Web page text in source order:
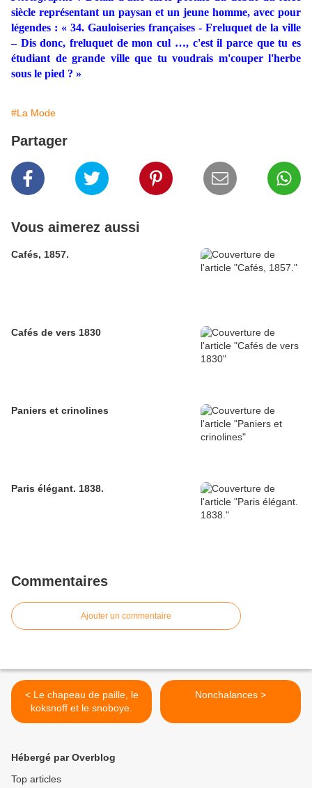
siècle représentant un paysan et un jeune homme, avec pour
légendes : « 34. Gauloiseries françaises - Freluquet de la ville
– Dis donc, freluquet de mon cul …, c'est il parce que tu es
étudiant de grande ville que tu voudrais m'couper l'herbe
sous le pied ? »
#La Mode
Partager
Vous aimerez aussi
Cafés, 1857.
Cafés de vers 1830
Paniers et crinolines
Paris élégant. 1838.
Commentaires
Ajouter un commentaire
< Le chapeau de paille, le
koksnoff et le snoboye.
Nonchalances >
Hébergé par Overblog
Top articles